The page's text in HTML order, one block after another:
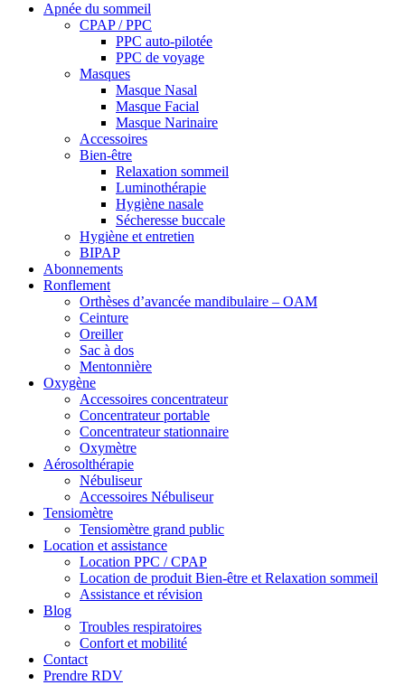
Apnée du sommeil
CPAP / PPC
PPC auto-pilotée
PPC de voyage
Masques
Masque Nasal
Masque Facial
Masque Narinaire
Accessoires
Bien-être
Relaxation sommeil
Luminothérapie
Hygiène nasale
Sécheresse buccale
Hygiène et entretien
BIPAP
Abonnements
Ronflement
Orthèses d’avancée mandibulaire – OAM
Ceinture
Oreiller
Sac à dos
Mentonnière
Oxygène
Accessoires concentrateur
Concentrateur portable
Concentrateur stationnaire
Oxymètre
Aérosolthérapie
Nébuliseur
Accessoires Nébuliseur
Tensiomètre
Tensiomètre grand public
Location et assistance
Location PPC / CPAP
Location de produit Bien-être et Relaxation sommeil
Assistance et révision
Blog
Troubles respiratoires
Confort et mobilité
Contact
Prendre RDV